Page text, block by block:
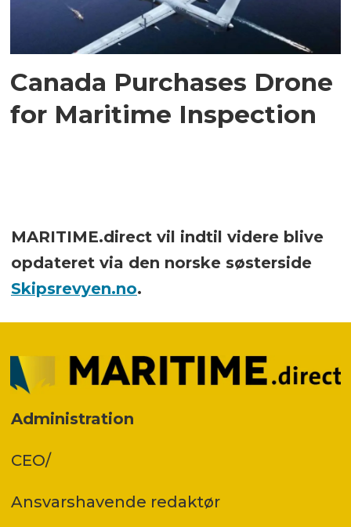
Canada Purchases Drone
for Maritime Inspection
MARITIME.direct vil indtil videre blive
opdateret via den norske søsterside
Skipsrevyen.no.
Administration
CEO/
Ansvars­havende redaktør